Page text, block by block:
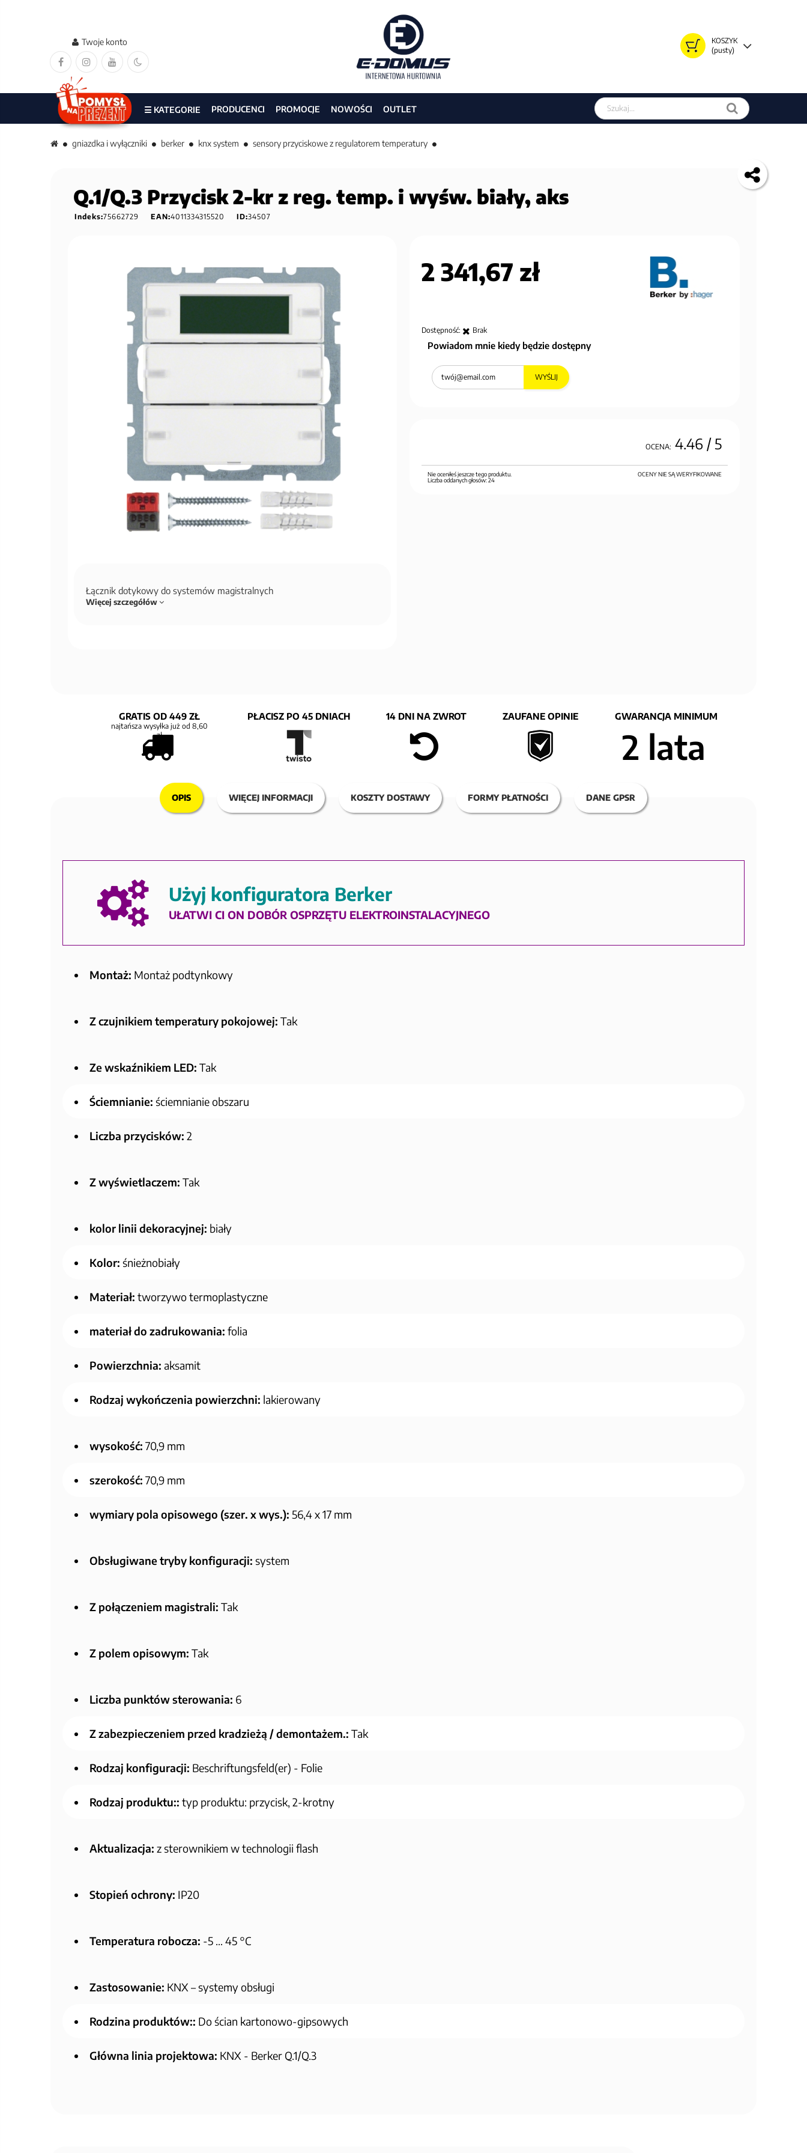
KOSZYK
(pusty)
Twoje konto
Szukaj w sklepie
☰ KATEGORIE PRODUCENCI PROMOCJE NOWOŚCI OUTLET
gniazdka i wyłączniki berker knx system sensory przyciskowe z regulatorem temperatury
Q.1/Q.3 Przycisk 2-kr z reg. temp. i wyśw. biały, aks
Indeks:75662729 EAN:4011334315520 ID:34507
Łącznik dotykowy do systemów magistralnych
Więcej szczegółów
2 341,67 zł
Dostępność: Brak
Powiadom mnie kiedy będzie dostępny
WYŚLIJ
OCENA: 4.46 / 5
OCENY NIE SĄ WERYFIKOWANE
Nie oceniłeś jeszcze tego produktu.
Liczba oddanych głosów:24
GRATIS OD 449 ZŁ
najtańsza wysyłka już od 8,60
zł
PŁACISZ PO 45 DNIACH 14 DNI NA ZWROT ZAUFANE OPINIE GWARANCJA MINIMUM
2 lata
OPIS WIĘCEJ INFORMACJI KOSZTY DOSTAWY FORMY PŁATNOŚCI DANE GPSR
Użyj konfiguratora Berker
UŁATWI CI ON DOBÓR OSPRZĘTU ELEKTROINSTALACYJNEGO
Montaż: Montaż podtynkowy
Z czujnikiem temperatury pokojowej: Tak
Ze wskaźnikiem LED: Tak
Ściemnianie: ściemnianie obszaru
Liczba przycisków: 2
Z wyświetlaczem: Tak
kolor linii dekoracyjnej: biały
Kolor: śnieżnobiały
Materiał: tworzywo termoplastyczne
materiał do zadrukowania: folia
Powierzchnia: aksamit
Rodzaj wykończenia powierzchni: lakierowany
wysokość: 70,9 mm
szerokość: 70,9 mm
wymiary pola opisowego (szer. x wys.): 56,4 x 17 mm
Obsługiwane tryby konfiguracji: system
Z połączeniem magistrali: Tak
Z polem opisowym: Tak
Liczba punktów sterowania: 6
Z zabezpieczeniem przed kradzieżą / demontażem.: Tak
Rodzaj konfiguracji: Beschriftungsfeld(er) - Folie
Rodzaj produktu:: typ produktu: przycisk, 2-krotny
Aktualizacja: z sterownikiem w technologii flash
Stopień ochrony: IP20
Temperatura robocza: -5 … 45 °C
Zastosowanie: KNX – systemy obsługi
Rodzina produktów:: Do ścian kartonowo-gipsowych
Główna linia projektowa: KNX - Berker Q.1/Q.3